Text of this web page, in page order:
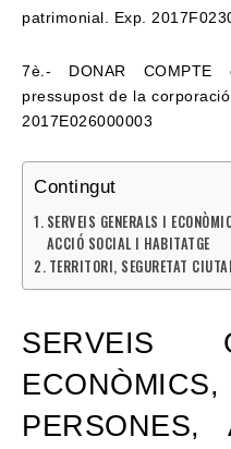
patrimonial. Exp.
7è.- DONAR COMPTE
pressupost de la
2017E026000003
Contingut
SERVEIS GENERALS I
ACCIÓ SOCIAL I HABITATGE
TERRITORI, SEGURETAT
SERVEIS
PERSONES,